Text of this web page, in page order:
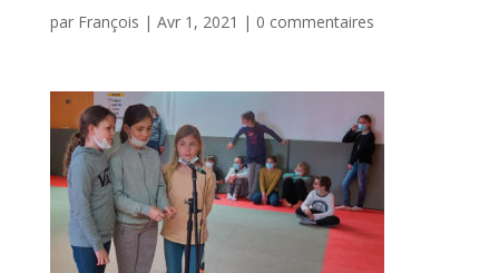
par François | Avr 1, 2021 | 0 commentaires